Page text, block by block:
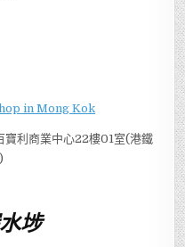
in Mong Kok
寶利商業中心22樓01室(港鐵
埗